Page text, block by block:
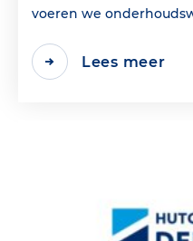
voeren we
Lees meer